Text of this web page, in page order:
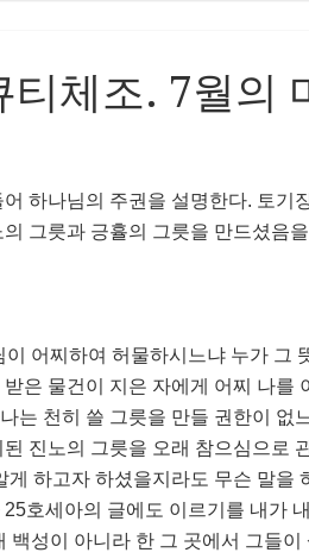
티체조. 7월의
하나님의 주권을 설명한다. 토기
그릇과 긍휼의 그릇을 만드셨음
어찌하여 허물하시느냐 누가 그
은 물건이 지은 자에게 어찌 나를
는 천히 쓸 그릇을 만들 권한이 없
진노의 그릇을 오래 참으심으로
하고자 하셨을지라도 무슨 말을
호세아의 글에도 이르기를 내가
성이 아니라 한 그 곳에서 그들